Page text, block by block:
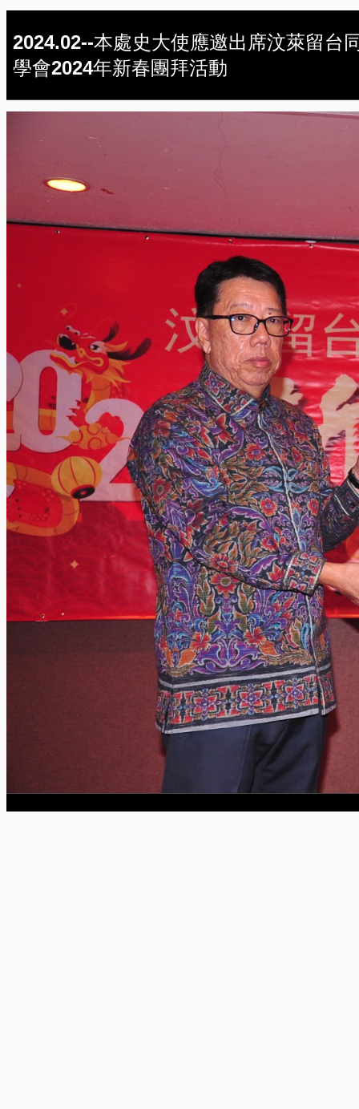
2024.02--本處史大使應邀出席汶萊留台
學會2024年新春團拜活動